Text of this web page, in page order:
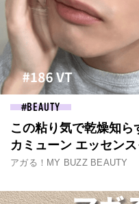
BEAUTY
この粘り気で乾燥知
カミューン エッセン
アガる！MY BUZZ BEAUTY